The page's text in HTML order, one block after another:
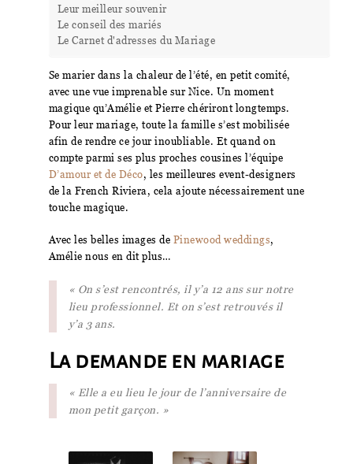
Leur meilleur souvenir
Le conseil des mariés
Le Carnet d'adresses du Mariage
Se marier dans la chaleur de l’été, en petit comité,
avec une vue imprenable sur Nice. Un moment
magique qu’Amélie et Pierre chériront longtemps.
Pour leur mariage, toute la famille s’est mobilisée
afin de rendre ce jour inoubliable. Et quand on
compte parmi ses plus proches cousines l’équipe
D’amour et de Déco, les meilleures event-designers
de la French Riviera, cela ajoute nécessairement une
touche magique.
Avec les belles images de Pinewood weddings,
Amélie nous en dit plus…
« On s’est rencontrés, il y’a 12 ans sur notre
lieu professionnel. Et on s’est retrouvés il
y’a 3 ans.
La demande en mariage
« Elle a eu lieu le jour de l’anniversaire de
mon petit garçon. »